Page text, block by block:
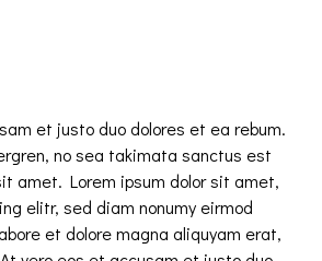
et justo duo dolores et ea rebum.
no sea takimata sanctus est
amet. Lorem ipsum dolor sit amet,
elitr, sed diam nonumy eirmod
et dolore magna aliquyam erat,